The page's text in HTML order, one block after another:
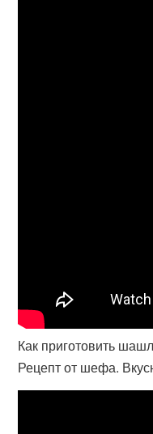
Как приготовить
Рецепт от шефа.